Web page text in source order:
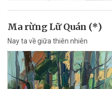
Ma rừng Lữ Quán (*)
Nay ta về giữa thiên nhiên